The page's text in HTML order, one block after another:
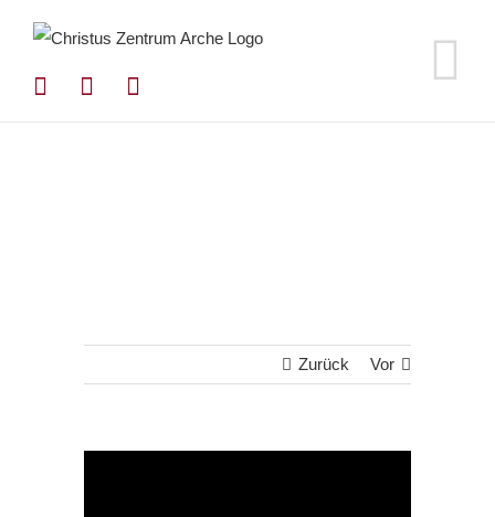
springen
Zurück Vor